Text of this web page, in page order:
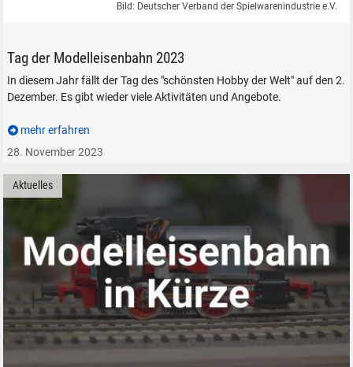
Bild: Deutscher Verband der Spielwarenindustrie e.V.
Tag der Modelleisenbahn 2023
In diesem Jahr fällt der Tag des "schönsten Hobby der Welt" auf den 2.
Dezember. Es gibt wieder viele Aktivitäten und Angebote.
mehr erfahren
28. November 2023
Aktuelles